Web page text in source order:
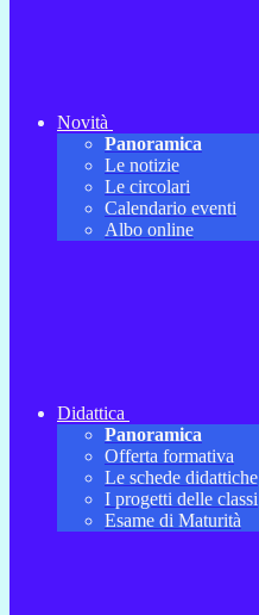
Novità
Panoramica
Le notizie
Le circolari
Calendario eventi
Albo online
Didattica
Panoramica
Offerta formativa
Le schede didattiche
I progetti delle classi
Esame di Maturità